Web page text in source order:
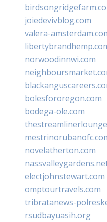
joiedevivblog.com
valera-
norwoodinnwi.com
bolesfororegon.com
bodega-ole.com
novelatherton.com
electjohnstewart.com
omptourtravels.com
tribratanews-
rsudbayuasih.org